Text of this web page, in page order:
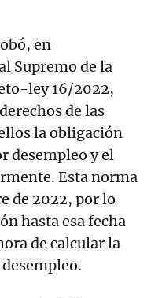
en
Supremo de la
ley 16/2022,
de las
la obligación
desempleo y el
Esta norma
de 2022, por lo
hasta esa fecha
de calcular la